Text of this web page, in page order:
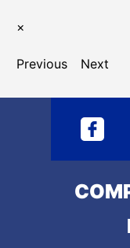
×
Previous Next